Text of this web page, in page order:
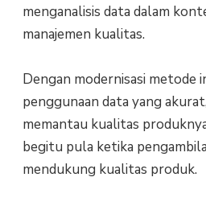
menganalisis data dalam
manajemen kualitas.
Dengan modernisasi metode
penggunaan data yang
memantau kualitas
begitu pula ketika
mendukung kualitas produk.